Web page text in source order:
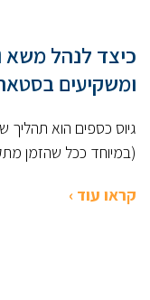
כיצד לנהל משא
ומשקיעים
גיוס כספים הוא תהליך
(במיוחד ככל שהזמן
קראו עוד ›